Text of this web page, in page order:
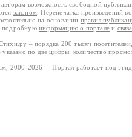
возможность свободной
законом . Перепечатка произведений
на основании правил
подробную информацию о портале и
– порядка 200 тысяч
по две цифры: количество
2000-2026 Портал работает под